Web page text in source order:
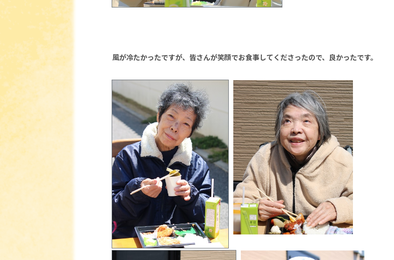
風が冷たかったですが、皆さんが笑顔でお食事してくださったので、良かったです。